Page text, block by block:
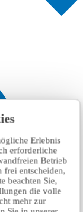
Erlebnis
erforderliche
Betrieb
frei entscheiden,
beachten Sie,
die volle
mehr zur